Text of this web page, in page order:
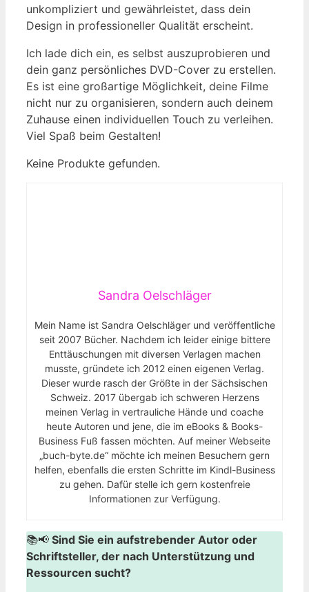
unkompliziert und gewährleistet, dass dein
Design in professioneller Qualität erscheint.
Ich lade dich ein, es selbst auszuprobieren und
dein ganz persönliches DVD-Cover zu erstellen.
Es ist eine großartige Möglichkeit, deine Filme
nicht nur zu organisieren, sondern auch deinem
Zuhause einen individuellen Touch zu verleihen.
Viel Spaß beim Gestalten!
Keine Produkte gefunden.
Sandra Oelschläger
Mein Name ist Sandra Oelschläger und veröffentliche
seit 2007 Bücher. Nachdem ich leider einige bittere
Enttäuschungen mit diversen Verlagen machen
musste, gründete ich 2012 einen eigenen Verlag.
Dieser wurde rasch der Größte in der Sächsischen
Schweiz. 2017 übergab ich schweren Herzens
meinen Verlag in vertrauliche Hände und coache
heute Autoren und jene, die im eBooks & Books-
Business Fuß fassen möchten. Auf meiner Webseite
„buch-byte.de“ möchte ich meinen Besuchern gern
helfen, ebenfalls die ersten Schritte im Kindl-Business
zu gehen. Dafür stelle ich gern kostenfreie
Informationen zur Verfügung.
📚📢 Sind Sie ein aufstrebender Autor oder
Schriftsteller, der nach Unterstützung und
Ressourcen sucht?